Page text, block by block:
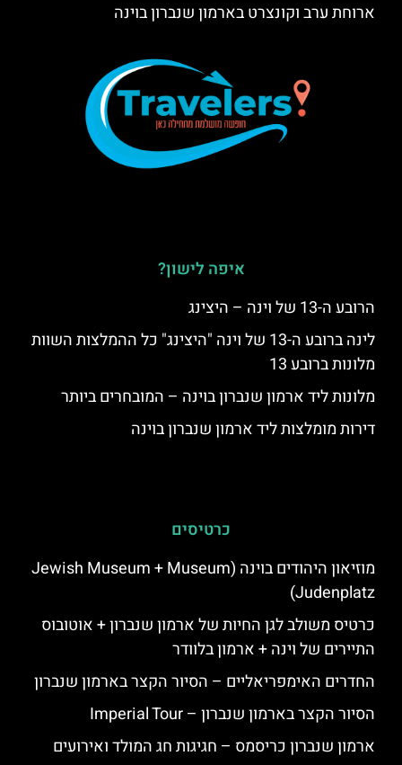
ארוחת ערב וקונצרט בארמון שנברון בוינה
איפה לישון?
הרובע ה-13 של וינה – היצינג
לינה ברובע ה-13 של וינה "היצינג" כל ההמלצות השוות
מלונות ברובע 13
מלונות ליד ארמון שנברון בוינה – המובחרים ביותר
דירות מומלצות ליד ארמון שנברון בוינה
כרטיסים
מוזיאון היהודים בוינה (Jewish Museum + Museum
Judenplatz)
כרטיס משולב לגן החיות של ארמון שנברון + אוטובוס
התיירים של וינה + ארמון בלוודר
החדרים האימפריאליים – הסיור הקצר בארמון שנברון
הסיור הקצר בארמון שנברון – Imperial Tour
ארמון שנברון כריסמס – חגיגות חג המולד ואירועים